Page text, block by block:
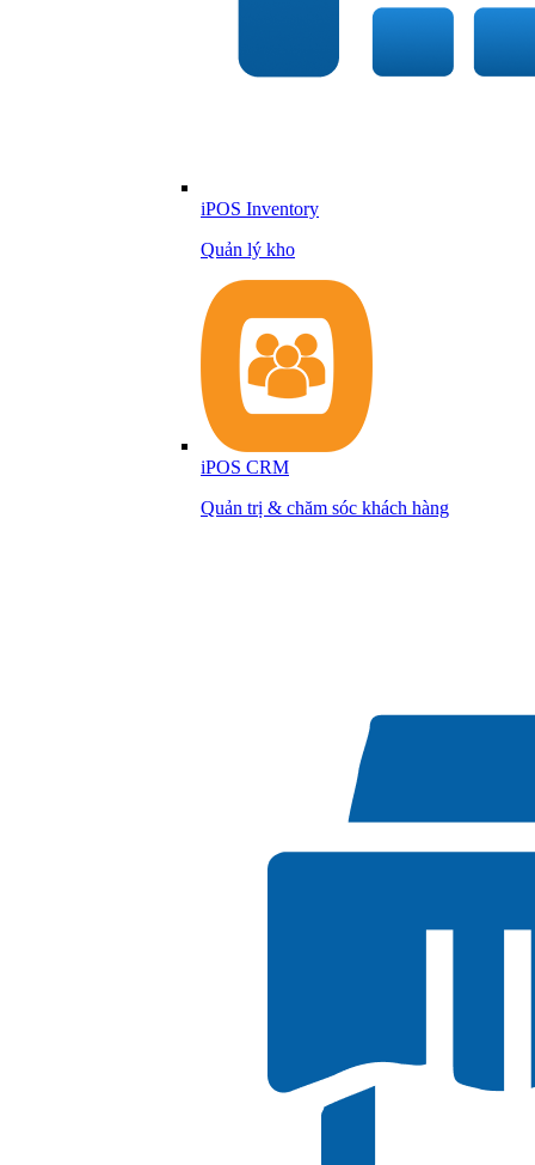
iPOS Inventory
Quản lý kho
iPOS CRM
Quản trị & chăm sóc khách hàng